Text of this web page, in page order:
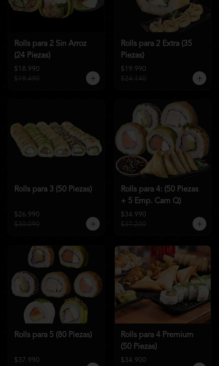
Rolls para 2 Sin Arroz
(24 Piezas)
$18.990
$19.490
Rolls para 2 Extra (35
Piezas)
$19.990
$24.140
Rolls para 3 (50 Piezas)
$26.990
$30.090
Rolls para 4: (50 Piezas
+ 5 Emp. Cam Q)
$34.990
$37.230
Rolls para 5 (80 Piezas)
$37.990
Rolls para 4 Premium
(50 Piezas)
$34.900